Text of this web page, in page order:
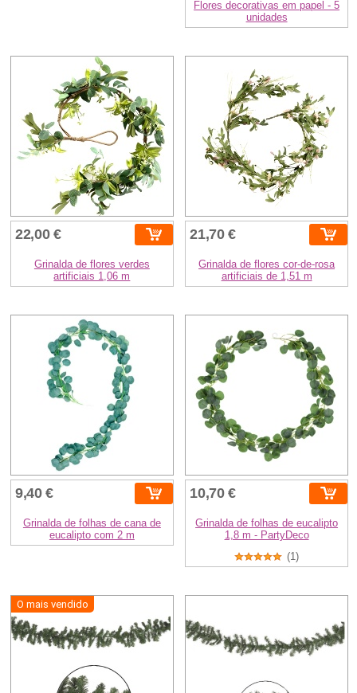
Flores decorativas em papel - 5
unidades
22,00 €
Grinalda de flores verdes
artificiais 1,06 m
21,70 €
Grinalda de flores cor-de-rosa
artificiais de 1,51 m
9,40 €
Grinalda de folhas de cana de
eucalipto com 2 m
10,70 €
Grinalda de folhas de eucalipto
1,8 m - PartyDeco
(1)
O mais vendido